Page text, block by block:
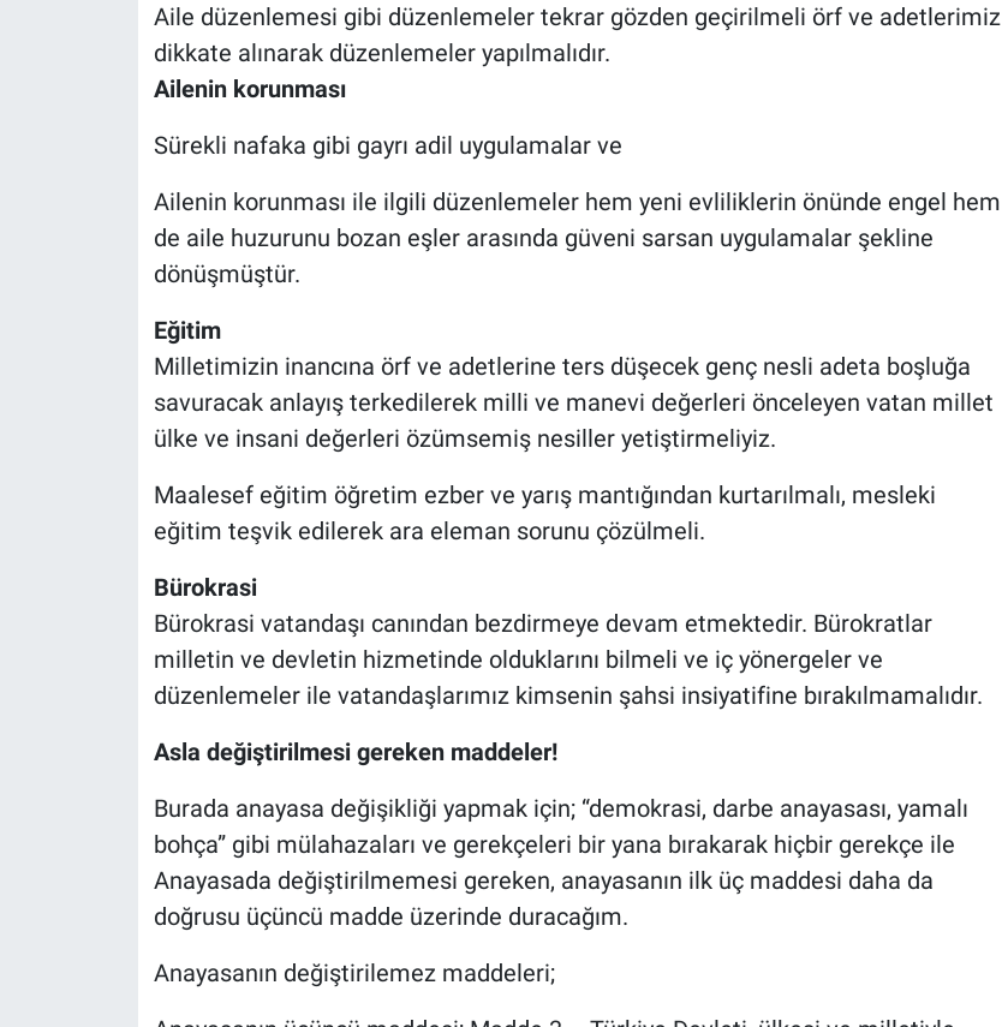
Aile düzenlemesi gibi düzenlemeler tekrar gözden geçirilmeli örf ve adetlerimiz
dikkate alınarak düzenlemeler yapılmalıdır.
Ailenin korunması
Sürekli nafaka gibi gayrı adil uygulamalar ve
Ailenin korunması ile ilgili düzenlemeler hem yeni evliliklerin önünde engel hem
de aile huzurunu bozan eşler arasında güveni sarsan uygulamalar şekline
dönüşmüştür.
Eğitim
Milletimizin inancına örf ve adetlerine ters düşecek genç nesli adeta boşluğa
savuracak anlayış terkedilerek milli ve manevi değerleri önceleyen vatan millet
ülke ve insani değerleri özümsemiş nesiller yetiştirmeliyiz.
Maalesef eğitim öğretim ezber ve yarış mantığından kurtarılmalı, mesleki
eğitim teşvik edilerek ara eleman sorunu çözülmeli.
Bürokrasi
Bürokrasi vatandaşı canından bezdirmeye devam etmektedir. Bürokratlar
milletin ve devletin hizmetinde olduklarını bilmeli ve iç yönergeler ve
düzenlemeler ile vatandaşlarımız kimsenin şahsi insiyatifine bırakılmamalıdır.
Asla değiştirilmesi gereken maddeler!
Burada anayasa değişikliği yapmak için; “demokrasi, darbe anayasası, yamalı
bohça” gibi mülahazaları ve gerekçeleri bir yana bırakarak hiçbir gerekçe ile
Anayasada değiştirilmemesi gereken, anayasanın ilk üç maddesi daha da
doğrusu üçüncü madde üzerinde duracağım.
Anayasanın değiştirilemez maddeleri;